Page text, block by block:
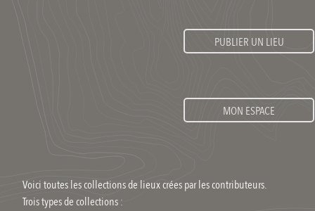
PUBLIER UN LIEU
MON ESPACE
Voici toutes les collections de lieux crées par les contributeurs.
Trois types de collections :